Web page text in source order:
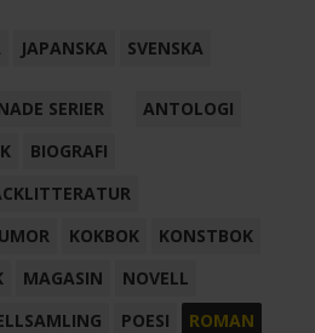
JAPANSKA SVENSKA
SERIER
ANTOLOGI
BIOGRAFI
KOKBOK
KONSTBOK
MAGASIN
NOVELL
POESI
ROMAN